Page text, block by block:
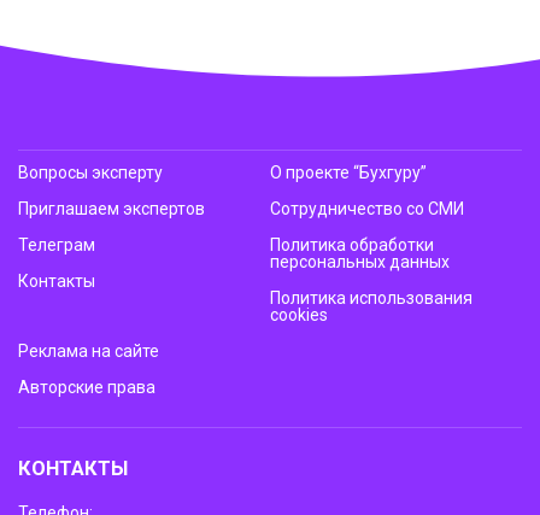
Вопросы эксперту
Приглашаем экспертов
Телеграм
Контакты
О проекте “Бухгуру”
Сотрудничество со СМИ
Политика обработки
персональных данных
Политика использования
cookies
Реклама на сайте
Авторские права
КОНТАКТЫ